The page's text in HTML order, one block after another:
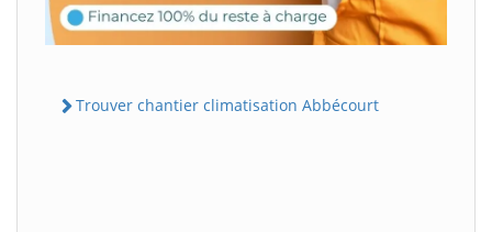
Trouver chantier climatisation Abbécourt